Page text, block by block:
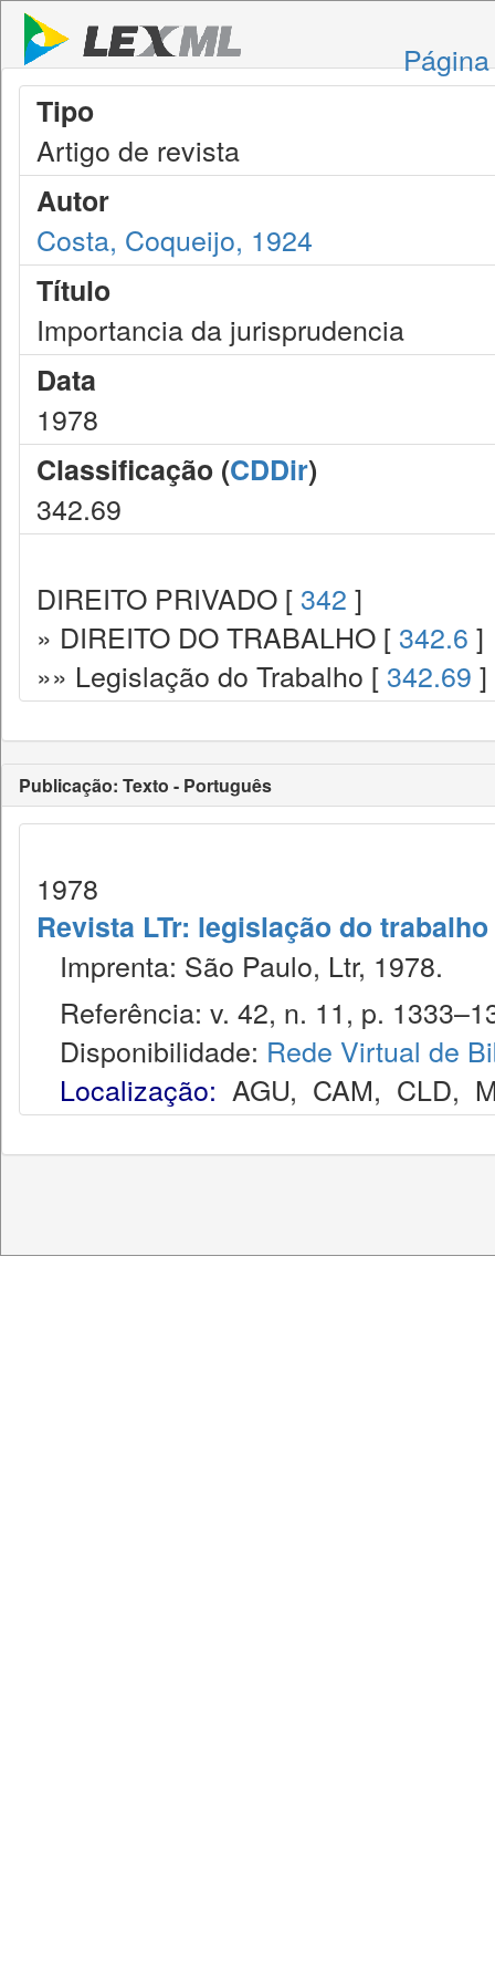
Tipo
Artigo de revista
Autor
Costa, Coqueijo, 1924
Título
Importancia da jurisprudencia
Data
1978
Classificação (CDDir)
342.69
DIREITO PRIVADO [ 342 ]
» DIREITO DO TRABALHO [ 342.6 ]
»» Legislação do Trabalho [ 342.69 ]
Publicação: Texto - Português
1978
Revista LTr: legislação do trabalho
Imprenta: São Paulo, Ltr, 1978.
Referência: v. 42, n. 11, p.
Disponibilidade: Rede Virtual de
Localização: AGU, CAM, CLD,